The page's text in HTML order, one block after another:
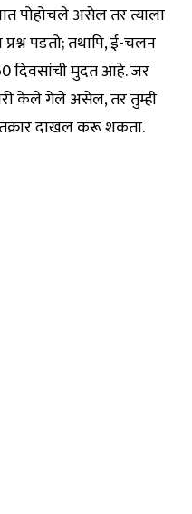
पोहोचले असेल तर त्याला
पडतो; तथापि, ई-चलन
दिवसांची मुदत आहे. जर
केले गेले असेल, तर तुम्ही
दाखल करू शकता.